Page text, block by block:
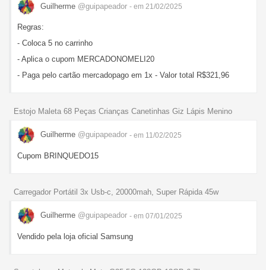
Guilherme @guipapeador - em 21/02/2025
Regras:
- Coloca 5 no carrinho
- Aplica o cupom MERCADONOMELI20
- Paga pelo cartão mercadopago em 1x - Valor total R$321,96
Estojo Maleta 68 Peças Crianças Canetinhas Giz Lápis Menino
Guilherme @guipapeador - em 11/02/2025
Cupom BRINQUEDO15
Carregador Portátil 3x Usb-c, 20000mah, Super Rápida 45w
Guilherme @guipapeador - em 07/01/2025
Vendido pela loja oficial Samsung